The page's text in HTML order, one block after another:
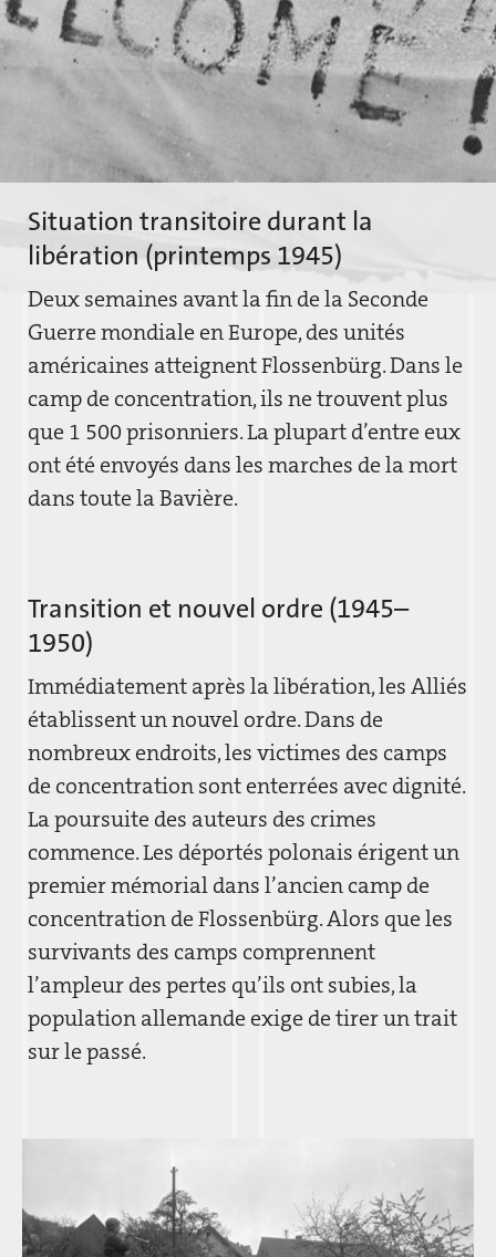
Situation transitoire durant la
libération (printemps 1945)
Deux semaines avant la fin de la Seconde
Guerre mondiale en Europe, des unités
américaines atteignent Flossenbürg. Dans le
camp de concentration, ils ne trouvent plus
que 1 500 prisonniers. La plupart d’entre eux
ont été envoyés dans les marches de la mort
dans toute la Bavière.
Transition et nouvel ordre (1945–
1950)
Immédiatement après la libération, les Alliés
établissent un nouvel ordre. Dans de
nombreux endroits, les victimes des camps
de concentration sont enterrées avec dignité.
La poursuite des auteurs des crimes
commence. Les déportés polonais érigent un
premier mémorial dans l’ancien camp de
concentration de Flossenbürg. Alors que les
survivants des camps comprennent
l’ampleur des pertes qu’ils ont subies, la
population allemande exige de tirer un trait
sur le passé.